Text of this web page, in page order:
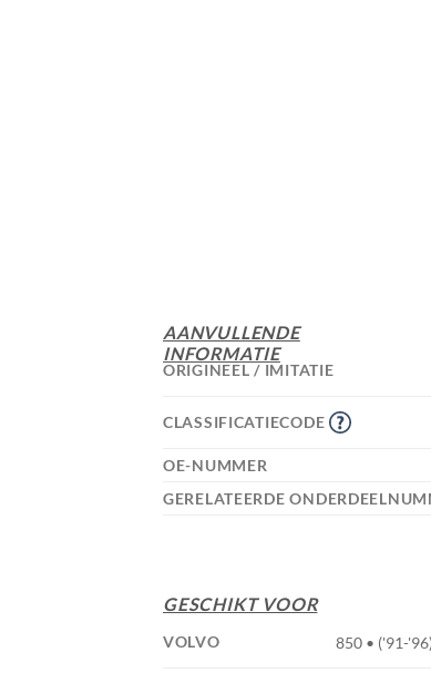
AANVULLENDE
INFORMATIE
ORIGINEEL / IMITATIE
CLASSIFICATIECODE
OE-NUMMER
GERELATEERDE
GESCHIKT VOOR
VOLVO 850 • ('91-